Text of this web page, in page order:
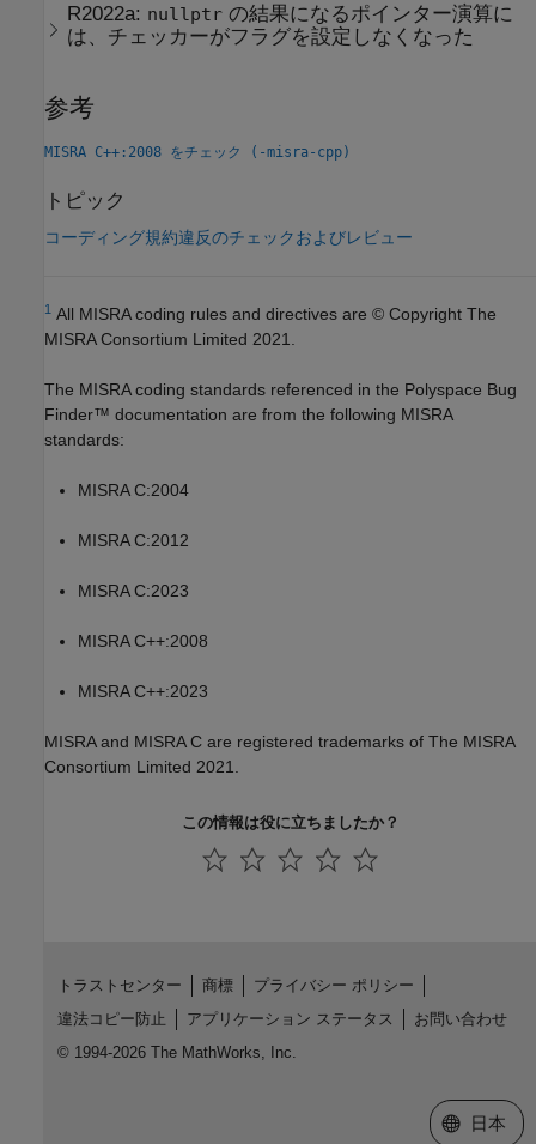
R2022a: nullptr の結果になるポインター演算に
は、チェッカーがフラグを設定しなくなった
参考
MISRA C++:2008 をチェック (-misra-cpp)
トピック
コーディング規約違反のチェックおよびレビュー
1 All MISRA coding rules and directives are © Copyright The
MISRA Consortium Limited 2021.
The MISRA coding standards referenced in the Polyspace Bug
Finder™ documentation are from the following MISRA
standards:
MISRA C:2004
MISRA C:2012
MISRA C:2023
MISRA C++:2008
MISRA C++:2023
MISRA and MISRA C are registered trademarks of The MISRA
Consortium Limited 2021.
この情報は役に立ちましたか？
トラストセンター 商標
プライバシー ポリシー
違法コピー防止
アプリケーション ステータス
お問い合わせ
© 1994-2026 The MathWorks, Inc.
Web サイ
日本